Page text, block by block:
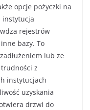
opcje pożyczki na
instytucja
rejestrów
bazy. To
lub ze
z
instytucjach
uzyskania
drzwi do